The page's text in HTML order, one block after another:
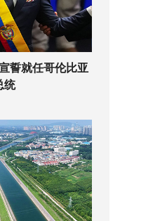
誓就任哥伦比亚
统